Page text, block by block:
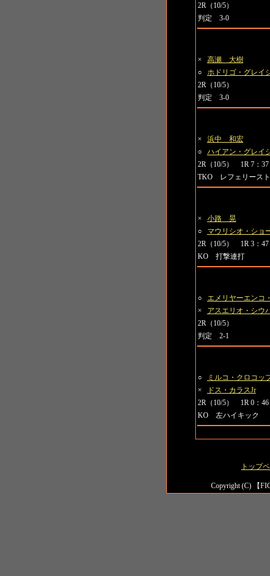
2R（10/5）
判定 3-0
×
高瀬 大樹
○
ホドリゴ・グレイ
2R（10/5）
判定 3-0
×
浜中 和宏
○
ハイアン・グレイ
2R（10/5） 1R 7：37
TKO レフェリース
×
小路 晃
○
マウリシオ・ショ
2R（10/5） 1R 3：47
KO 打撃連打
○
エメリヤーエンコ
×
アスエリオ・シウ
2R（10/5）
判定 2-1
○
ミルコ・クロコッ
×
ドス・カラスJr
2R（10/5） 1R 0：46
KO 左ハイキック
トップ
Copyright (C) 【